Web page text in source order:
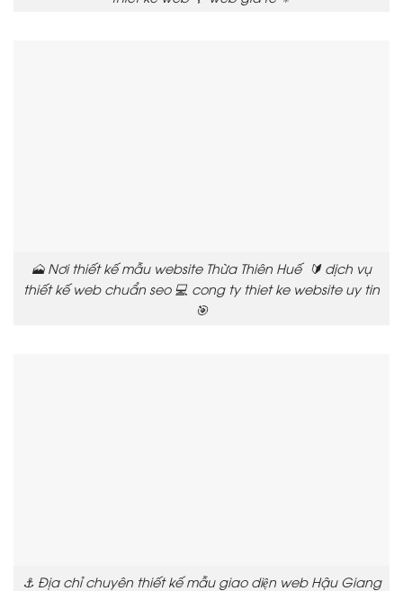
🗻 Nơi thiết kế mẫu website Thừa Thiên Huế 🔰 dịch vụ
thiết kế web chuẩn seo 💻 cong ty thiet ke website uy tin
🎯
⚓ Địa chỉ chuyên thiết kế mẫu giao diện web Hậu Giang